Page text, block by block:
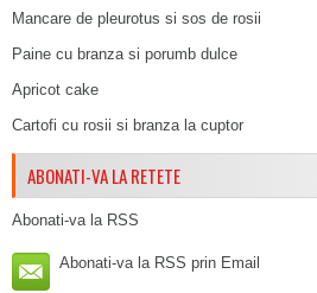
Mancare de pleurotus si sos de rosii
Paine cu branza si porumb dulce
Apricot cake
Cartofi cu rosii si branza la cuptor
ABONATI-VA LA RETETE
Abonati-va la RSS
Abonati-va la RSS prin Email